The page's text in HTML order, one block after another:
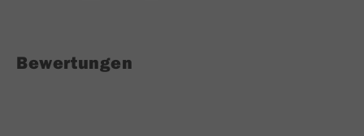
Bewertungen